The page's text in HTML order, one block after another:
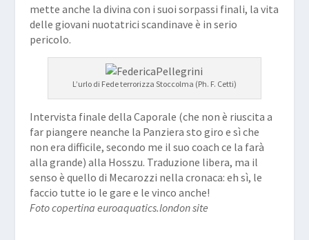
mette anche la divina con i suoi sorpassi finali, la vita
delle giovani nuotatrici scandinave è in serio
pericolo.
L’urlo di Fede terrorizza Stoccolma (Ph. F. Cetti)
Intervista finale della Caporale (che non è riuscita a
far piangere neanche la Panziera sto giro e sì che
non era difficile, secondo me il suo coach ce la farà
alla grande) alla Hosszu. Traduzione libera, ma il
senso è quello di Mecarozzi nella cronaca: eh sì, le
faccio tutte io le gare e le vinco anche!
Foto copertina euroaquatics.london site